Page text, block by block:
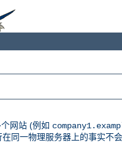
网站 (例如
同一物理服务器上的事实不